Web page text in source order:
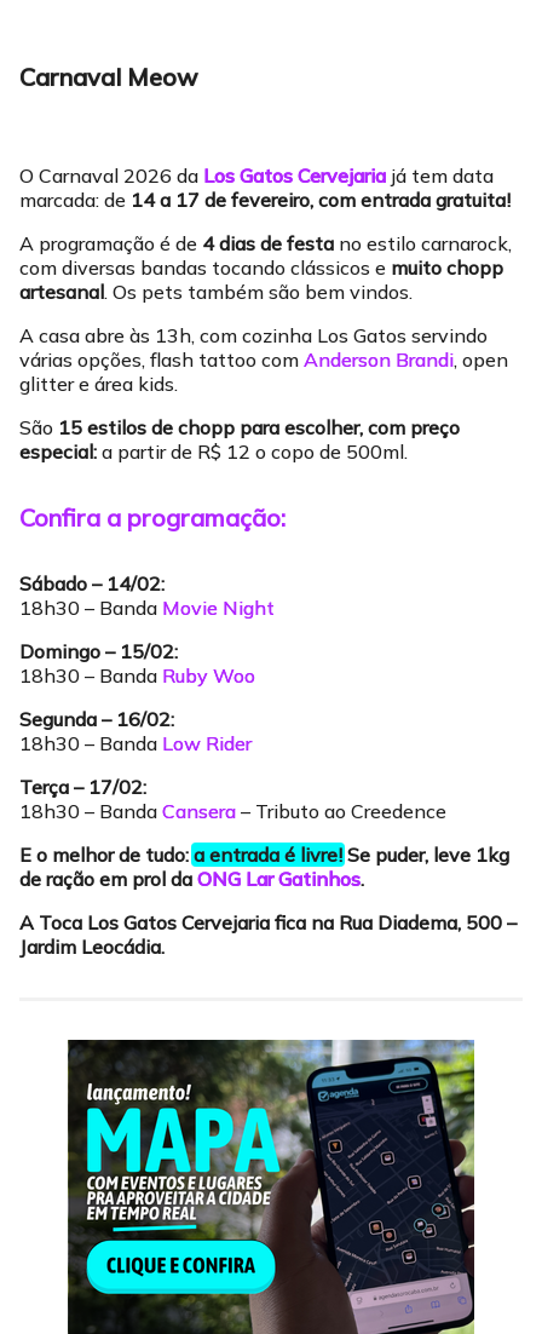
Carnaval Meow
O Carnaval 2026 da Los Gatos Cervejaria já tem data
marcada: de 14 a 17 de fevereiro, com entrada gratuita!
A programação é de 4 dias de festa no estilo carnarock,
com diversas bandas tocando clássicos e muito chopp
artesanal. Os pets também são bem vindos.
A casa abre às 13h, com cozinha Los Gatos servindo
várias opções, flash tattoo com Anderson Brandi, open
glitter e área kids.
São 15 estilos de chopp para escolher, com preço
especial: a partir de R$ 12 o copo de 500ml.
Confira a programação:
Sábado – 14/02:
18h30 – Banda Movie Night
Domingo – 15/02:
18h30 – Banda Ruby Woo
Segunda – 16/02:
18h30 – Banda Low Rider
Terça – 17/02:
18h30 – Banda Cansera – Tributo ao Creedence
E o melhor de tudo: a entrada é livre! Se puder, leve 1kg
de ração em prol da ONG Lar Gatinhos.
A Toca Los Gatos Cervejaria fica na Rua Diadema, 500 –
Jardim Leocádia.